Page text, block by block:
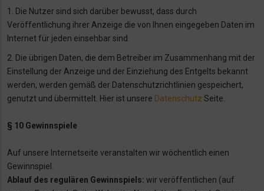
1. Die Nutzer sind sich darüber bewusst, dass durch
Veröffentlichung ihrer Anzeige die von Ihnen eingegeben Daten im
Internet für jeden einsehbar sind.
2. Die übrigen Daten, die dem Betreiber im Zusammenhang mit der
Einstellung der Anzeige und der Einziehung des Entgelts bekannt
werden, werden gemäß der Datenschutzrichtlinien gespeichert,
genutzt und übermittelt. Hier ist unsere Datenschutz Seite.
§ 10 Gewinnspiele
Auf unsere Internetseite veranstalten wir wöchentlich einen
Gewinnspiel.
Ablauf des regulären Gewinnspiels: wir veröffentlichen (auf